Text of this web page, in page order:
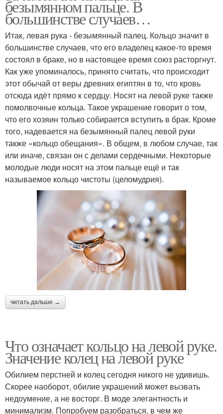
безымянном пальце. В
большинстве случаев…
Итак, левая рука - безымянный палец. Кольцо значит в
большинстве случаев, что его владелец какое-то время
состоял в браке, но в настоящее время союз расторгнут.
Как уже упоминалось, принято считать, что происходит
этот обычай от веры древних египтян в то, что кровь
отсюда идёт прямо к сердцу. Носят на левой руке также
помолвочные кольца. Такое украшение говорит о том,
что его хозяин только собирается вступить в брак. Кроме
того, надевается на безымянный палец левой руки
также «кольцо обещания». В общем, в любом случае, так
или иначе, связан он с делами сердечными. Некоторые
молодые люди носят на этом пальце ещё и так
называемое кольцо чистоты (целомудрия).
читать дальше →
Что означает кольцо на левой руке.
Значение колец на левой руке
Обилием перстней и колец сегодня никого не удивишь.
Скорее наоборот, обилие украшений может вызвать
недоумение, а не восторг. В моде элегантность и
минимализм. Попробуем разобраться, в чем же